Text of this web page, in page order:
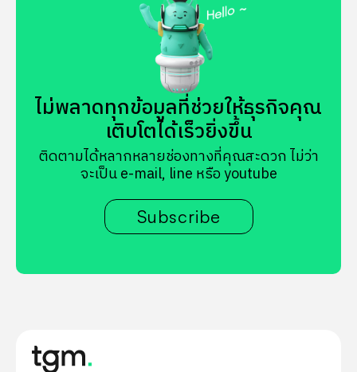
ไม่พลาดทุกข้อมูลที่ช่วยให้ธุรกิจคุณ
เติบโตได้เร็วยิ่งขึ้น
ติดตามได้หลากหลายช่องทางที่คุณสะดวก ไม่ว่า
จะเป็น e-mail, line หรือ youtube
Subscribe